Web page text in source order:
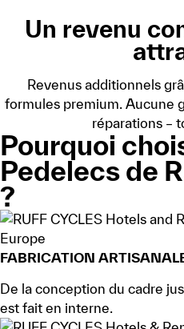
Un revenu
Revenus additionnels
formules premium. Aucune
réparations –
Pourquoi
Pedelecs de
?
FABRICATION
De la conception du cadre
est fait en interne.